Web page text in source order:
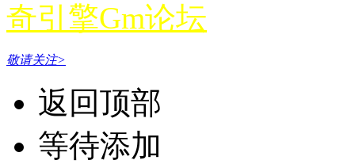
奇引擎Gm论坛
敬请关注>
返回顶部
等待添加